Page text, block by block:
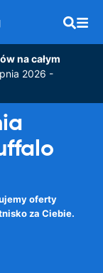
na całym
2026 -
oferty
za Ciebie.